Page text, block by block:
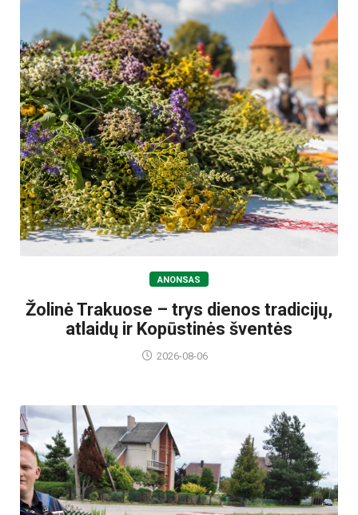
ANONSAS
Žolinė Trakuose – trys dienos tradicijų,
atlaidų ir Kopūstinės šventės
2026-08-06